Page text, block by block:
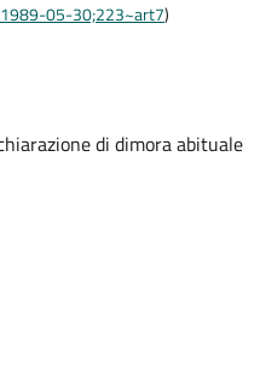
05-30;223~art7)
di dimora abituale